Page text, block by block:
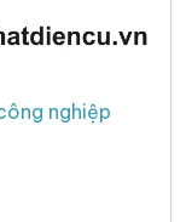
nghiệp